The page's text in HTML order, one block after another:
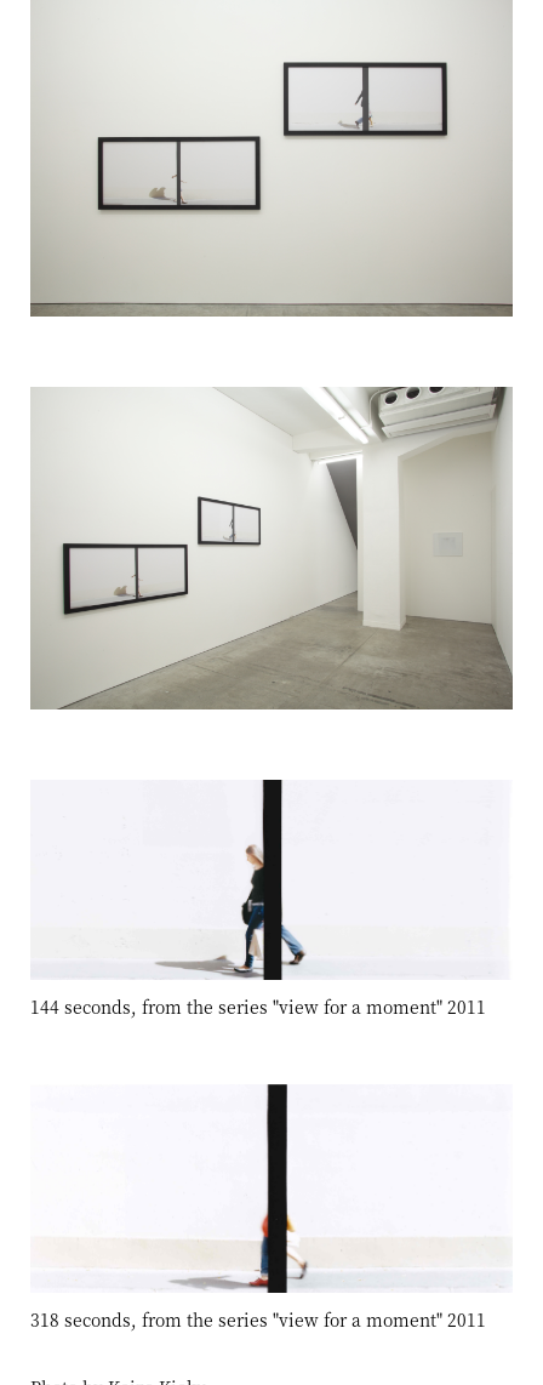
144 seconds, from the series "view for a moment" 2011
318 seconds, from the series "view for a moment" 2011